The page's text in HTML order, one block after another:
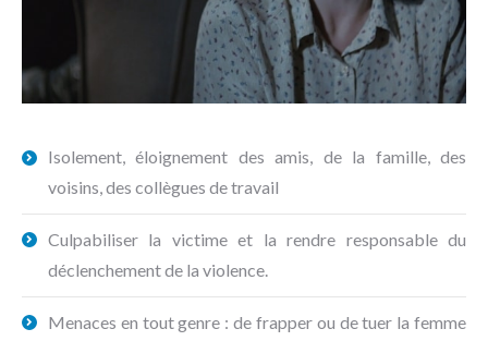
Isolement, éloignement des amis, de la famille, des
voisins, des collègues de travail
Culpabiliser la victime et la rendre responsable du
déclenchement de la violence.
Menaces en tout genre : de frapper ou de tuer la femme